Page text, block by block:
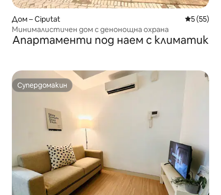
Дом – Ciputat Средна
5 (55)
Минималистичен дом с денонощна охрана
Апартаменти под наем с климатик
Супердомакин
Супердомакин